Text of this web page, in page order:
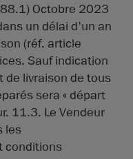
Octobre 2023
un délai d'un an
(réf. article
Sauf indication
de livraison de tous
sera « départ
11.3. Le Vendeur
les
conditions